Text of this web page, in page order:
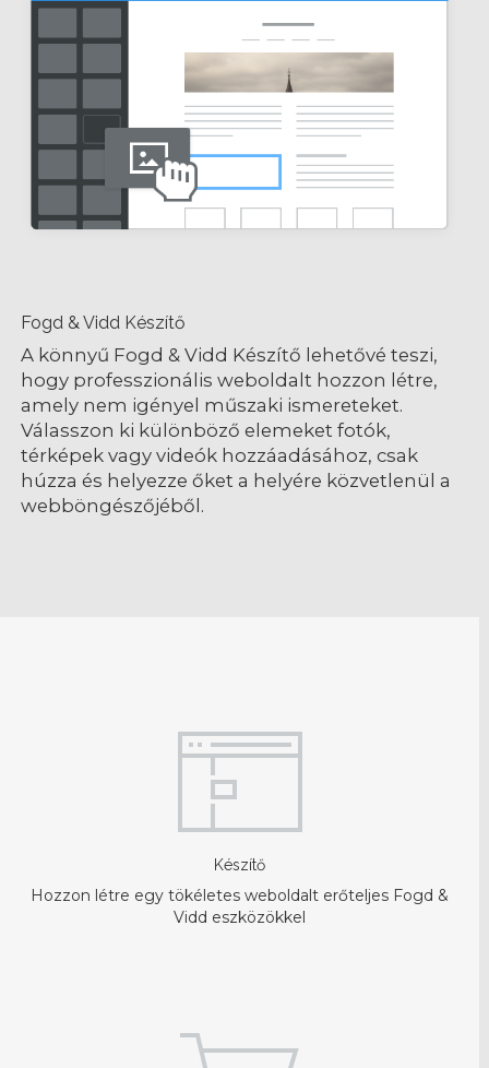
Fogd & Vidd Készítő
A könnyű Fogd & Vidd Készítő lehetővé teszi,
hogy professzionális weboldalt hozzon létre,
amely nem igényel műszaki ismereteket.
Válasszon ki különböző elemeket fotók,
térképek vagy videók hozzáadásához, csak
húzza és helyezze őket a helyére közvetlenül a
webböngészőjéből.
Készítő
Hozzon létre egy tökéletes weboldalt erőteljes Fogd &
Vidd eszközökkel